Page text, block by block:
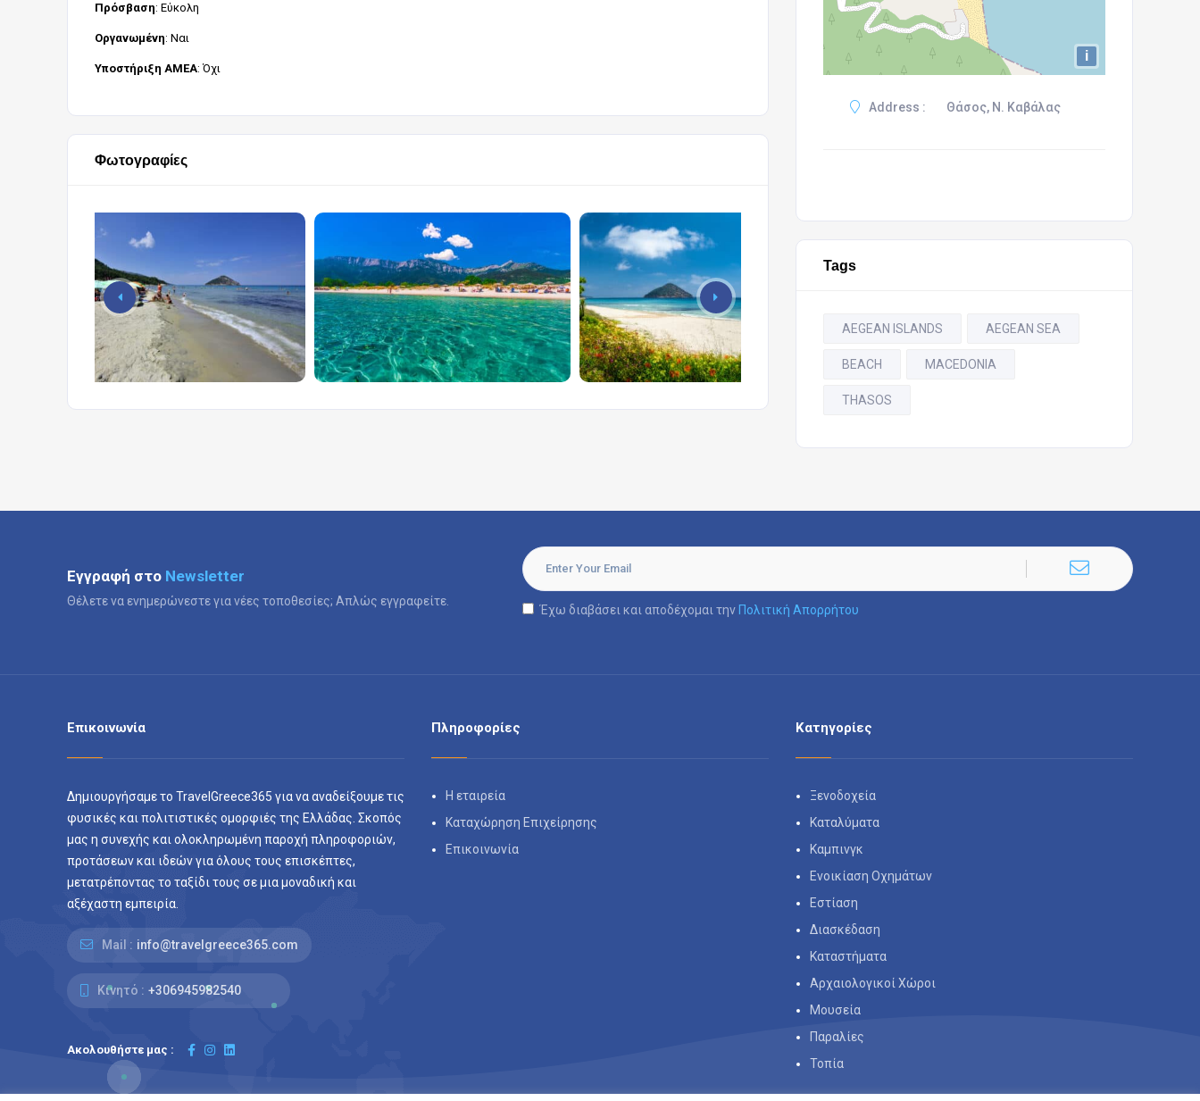
Πρόσβαση: Εύκολη
Οργανωμένη: Ναι
Υποστήριξη ΑΜΕΑ: Όχι
Φωτογραφίες
i
Address : Θάσος, Ν. Καβάλας
Tags
AEGEAN ISLANDS AEGEAN SEA
BEACH MACEDONIA
THASOS
Εγγραφή στο Newsletter
Θέλετε να ενημερώνεστε για νέες τοποθεσίες; Απλώς εγγραφείτε.
Έχω διαβάσει και αποδέχομαι την Πολιτική Απορρήτου
Επικοινωνία
Δημιουργήσαμε το TravelGreece365 για να αναδείξουμε τις
φυσικές και πολιτιστικές ομορφιές της Ελλάδας. Σκοπός
μας η συνεχής και ολοκληρωμένη παροχή πληροφοριών,
προτάσεων και ιδεών για όλους τους επισκέπτες,
μετατρέποντας το ταξίδι τους σε μια μοναδική και
αξέχαστη εμπειρία.
Mail : info@travelgreece365.com
Κινητό : +306945982540
Ακολουθήστε μας :
Πληροφορίες
Η εταιρεία
Καταχώρηση Επιχείρησης
Επικοινωνία
Κατηγορίες
Ξενοδοχεία
Καταλύματα
Καμπινγκ
Ενοικίαση Οχημάτων
Εστίαση
Διασκέδαση
Καταστήματα
Αρχαιολογικοί Χώροι
Μουσεία
Παραλίες
Τοπία